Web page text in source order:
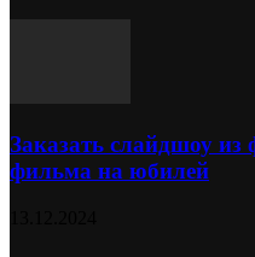
Заказать слайдшоу
фильма на юбилей